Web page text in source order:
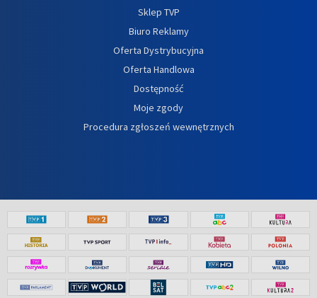
Sklep TVP
Biuro Reklamy
Oferta Dystrybucyjna
Oferta Handlowa
Dostępność
Moje zgody
Procedura zgłoszeń wewnętrznych